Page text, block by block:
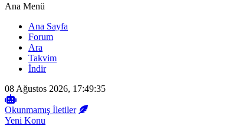
Ana Menü
Ana Sayfa
Forum
Ara
Takvim
İndir
08 Ağustos 2026, 17:49:35
Okunmamış İletiler
Yeni Konu